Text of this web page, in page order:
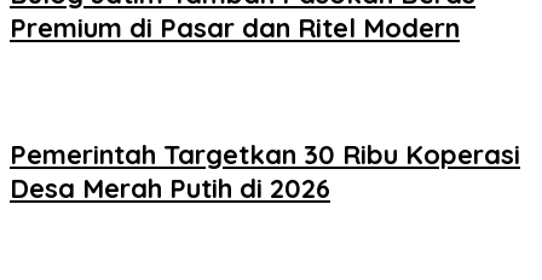
Premium di Pasar dan Ritel Modern
Pemerintah Targetkan 30 Ribu Koperasi
Desa Merah Putih di 2026